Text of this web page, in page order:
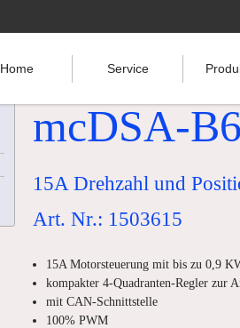
Home Service
mcDSA-
15A Drehzahl und
Art. Nr.: 1503615
15A Motorsteuerung mit bis zu 0,9
kompakter 4-Quadranten-Regler zur
mit CAN-Schnittstelle
100% PWM